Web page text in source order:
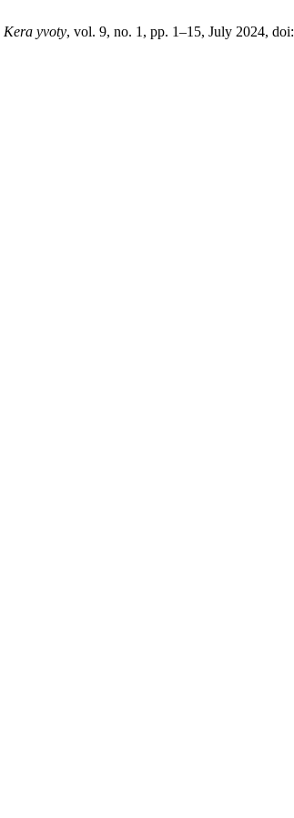
Kera yvoty, vol. 9, no. 1, pp. 1–15, July 2024, doi: